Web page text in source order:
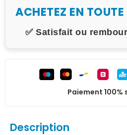
ACHETEZ EN
✅ Satisfait ou
Paiement 100%
Description